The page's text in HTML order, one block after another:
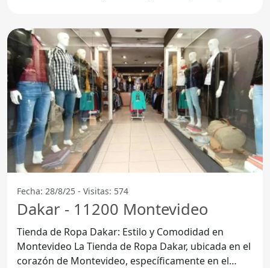
Fecha: 28/8/25 - Visitas: 574
Dakar - 11200 Montevideo
Tienda de Ropa Dakar: Estilo y Comodidad en
Montevideo La Tienda de Ropa Dakar, ubicada en el
corazón de Montevideo, específicamente en el